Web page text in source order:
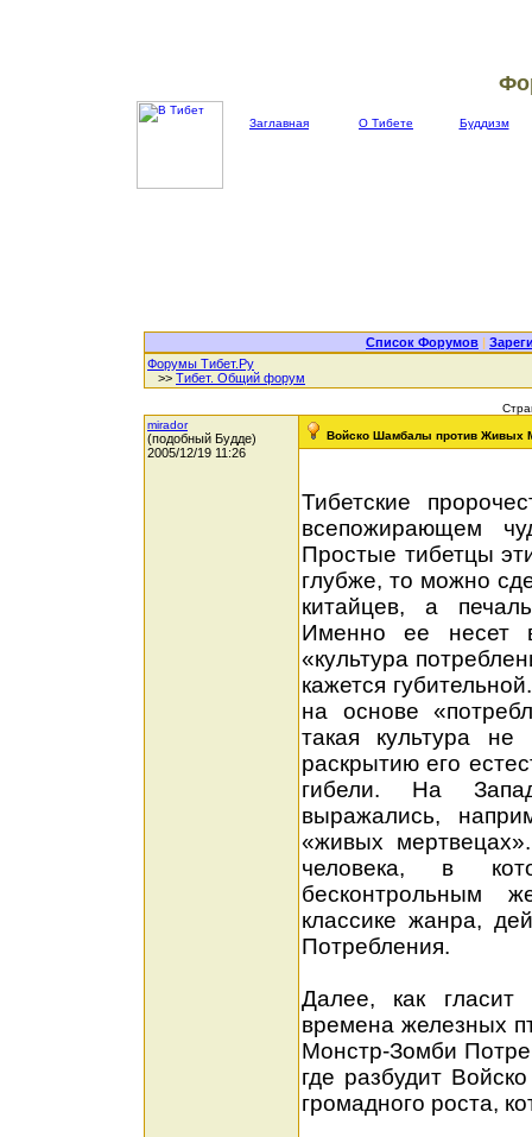
Заглавная О Тибете Буддизм
Список Форумов |
Форумы Тибет.Ру
>> Тибет. Общий форум
mirador
(подобный Будде)
2005/12/19 11:26
Войско Шамбалы против Живых
Тибетские
всепожирающем
Простые тибетцы
глубже, то можно
китайцев, а
Именно ее несет
«культура
кажется
на основе
такая культура
раскрытию его
гибели. На
выражались,
«живых
человека, в
бесконтрольным
классике жанра,
Потребления.
Далее, как гласит
времена железных
Монстр-Зомби
где разбудит
громадного роста,